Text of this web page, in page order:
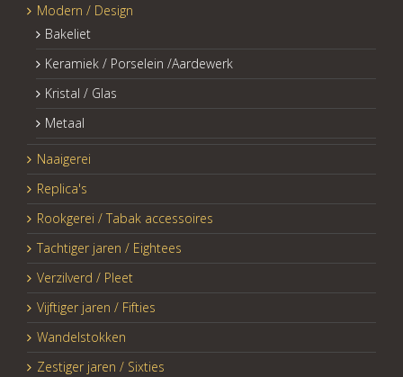
Modern / Design
Bakeliet
Keramiek / Porselein /Aardewerk
Kristal / Glas
Metaal
Naaigerei
Replica's
Rookgerei / Tabak accessoires
Tachtiger jaren / Eightees
Verzilverd / Pleet
Vijftiger jaren / Fifties
Wandelstokken
Zestiger jaren / Sixties